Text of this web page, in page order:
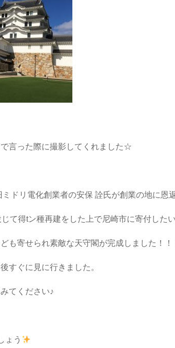
言った際に撮影してくれました☆
ドリ電化創業者の安保 詮氏が創業の地に恩
て得tン種再建をした上で尼崎市に寄付した
も寄せられ素敵な天守閣が完成しました！！
すぐに見に行きました。
てください♪
ょう